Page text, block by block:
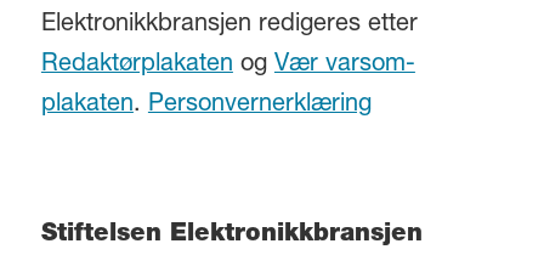
Elektronikkbransjen redigeres etter
Redaktørplakatenog Vær varsom-
plakaten. Personvernerklæring
Stiftelsen Elektronikkbransjen